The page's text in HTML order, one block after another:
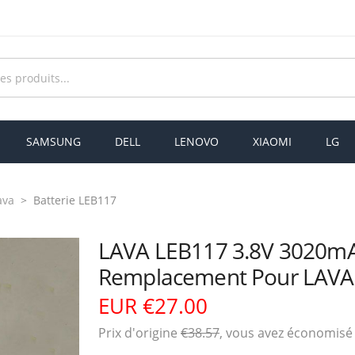
SAMSUNG DELL LENOVO XIAOMI LG
Batterie LEB117
LAVA LEB117 3.8V
Remplacement Pour
EUR €27.00
Prix ​​d'origine €38.57, vous avez économisé